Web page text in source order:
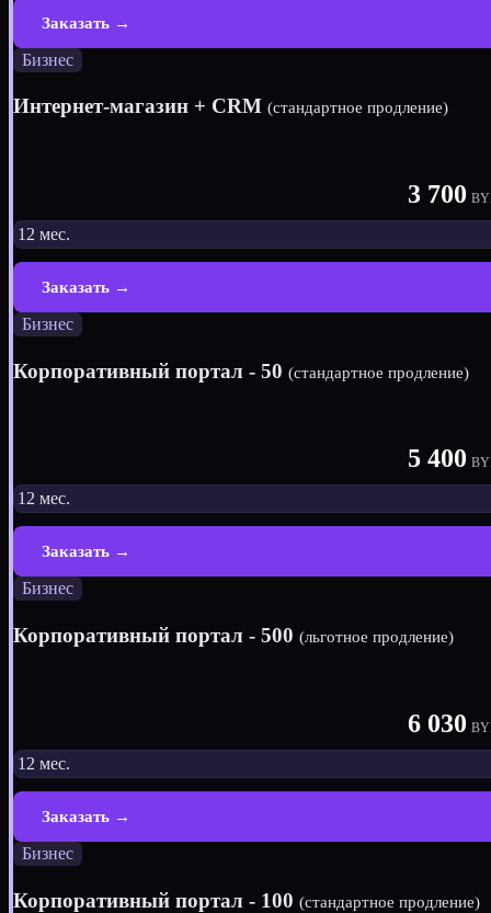
Заказать →
Бизнес
Интернет-магазин + CRM (стандартное продление)
3 700
12 мес.
Заказать →
Бизнес
Корпоративный портал - 50 (стандартное продление)
5 400
12 мес.
Заказать →
Бизнес
Корпоративный портал - 500 (льготное продление)
6 030
12 мес.
Заказать →
Бизнес
Корпоративный портал - 100 (стандартное продление)